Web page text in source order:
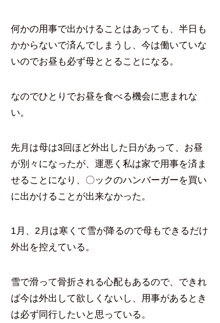
何かの用事で出かけることはあっても、半日も
かからないで済んでしまうし、今は働いていな
いのでお昼も必ず母ととることになる。
なのでひとりでお昼を食べる機会に恵まれな
い。
先月は母は3回ほど外出した日があって、お昼
が別々になったが、運悪く私は家で用事を済ま
せることになり、〇ックのハンバーガーを買い
に出かけることが出来なかった。
1月、2月は寒くて雪が降るので母もできるだけ
外出を控えている。
雪で滑って骨折される心配もあるので、できれ
ば今は外出して欲しくないし、用事があるとき
は必ず同行したいと思っている。